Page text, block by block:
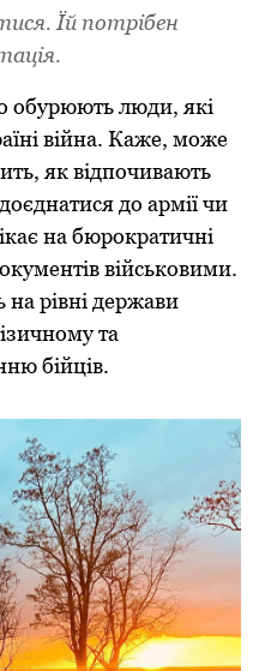
Їй потрібен
обурюють люди, які
війна. Каже, може
як відпочивають
до армії чи
на бюрократичні
військовими.
на рівні держави
та
бійців.